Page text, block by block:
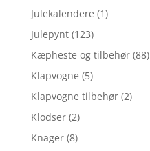
Julekalendere (1)
Julepynt (123)
Kæpheste og tilbehør (88)
Klapvogne (5)
Klapvogne tilbehør (2)
Klodser (2)
Knager (8)